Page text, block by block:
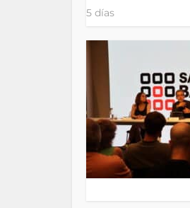
5 días